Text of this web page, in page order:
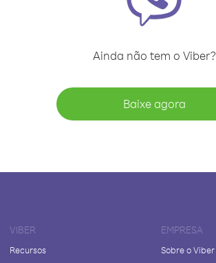
Ainda não tem o Viber?
Baixe agora
VIBER
Recursos
EMPRESA
Sobre o Viber